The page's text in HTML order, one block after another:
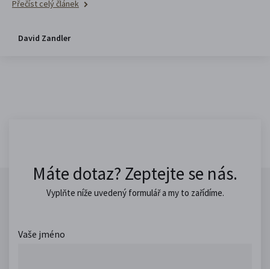
Přečíst celý článek
David Zandler
Máte dotaz? Zeptejte se nás.
Vyplňte níže uvedený formulář a my to zařídíme.
Vaše jméno